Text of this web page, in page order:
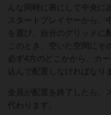
んな同時に表にして中央に
スタートプレイヤーから、
を選び、自分のグリッドに
このとき、空いた空間にそ
必ず4方のどこかから、カ
込んで配置しなければなり
全員が配置を終了したら、
代わります。